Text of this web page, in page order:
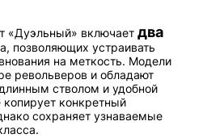
«Дуэльный» включает два
позволяющих устраивать
на меткость. Модели
револьверов и обладают
стволом и удобной
конкретный
сохраняет узнаваемые